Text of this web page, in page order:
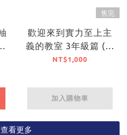
售完
歡迎來到實力至上主
義的教室 3年級篇 (2)
（特裝版）【7月下旬
NT$1,000
加入購物車
查看更多